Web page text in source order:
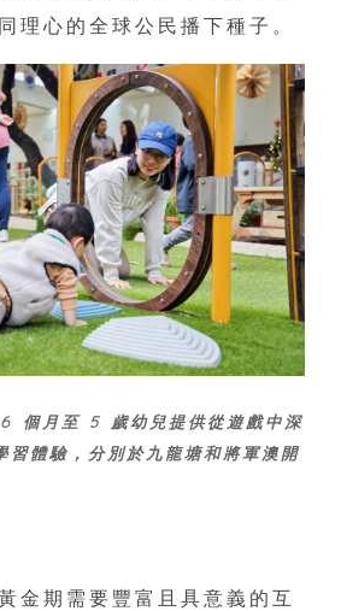
理心的全球公民播下種子。
個月至 5 歲幼兒提供從遊戲中深
習體驗，分別於九龍塘和將軍澳開
金期需要豐富且具意義的互